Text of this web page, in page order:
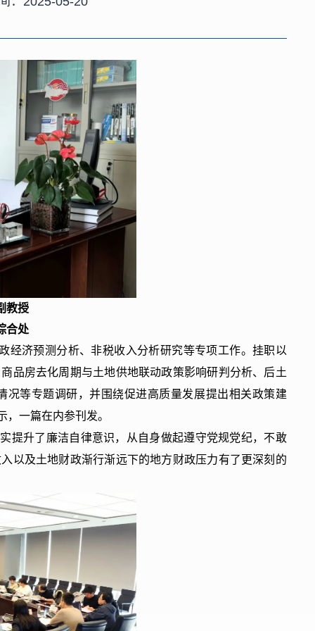
教授
合处
经济预测分析、非税收入分析研究等专项工作。挂职以
品房去化周期与土地供地联动政策影响研判分析、后土
等专题调研，并围绕促进高质量发展提出相关政策建
一篇在内参刊发。
提升了廉洁自律意识，从自身做起遵守党规党纪，不敢
以及土地财政渐行渐远下的地方财政压力有了更深刻的